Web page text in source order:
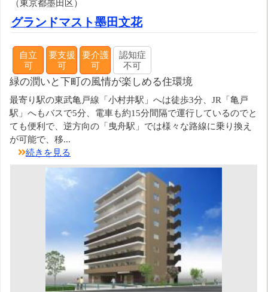
（東京都墨田区）
グランドマスト墨田文花
自立
可
要支援
可
要介護
可
認知症
不可
緑の潤いと下町の風情が楽しめる住環境
最寄り駅の東武亀戸線「小村井駅」へは徒歩3分、JR「亀戸
駅」へもバスで5分、電車も約15分間隔で運行しているのでと
ても便利で、逆方向の「曳舟駅」では様々な路線に乗り換え
が可能で、移...
続きを見る